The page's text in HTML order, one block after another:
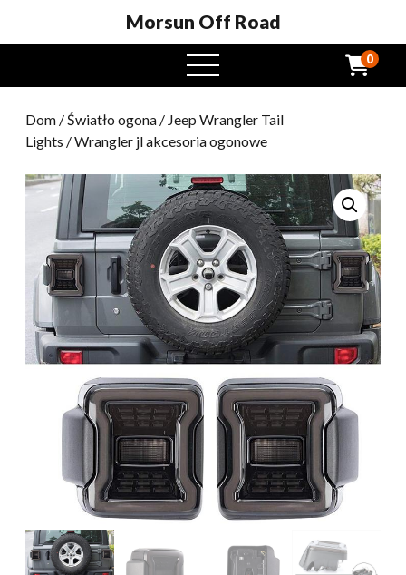
Morsun Off Road
Otwarte
menu
0
Dom /Światło ogona / Jeep Wrangler Tail
Lights / Wrangler jl akcesoria ogonowe